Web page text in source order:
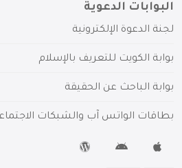
البوابات الدعوية
لجنة الدعوة الإلكترونية
بوابة الكويت للتعريف بالإسلام
بوابة الباحث عن الحقيقة
بطاقات الواتس آب والشبكات